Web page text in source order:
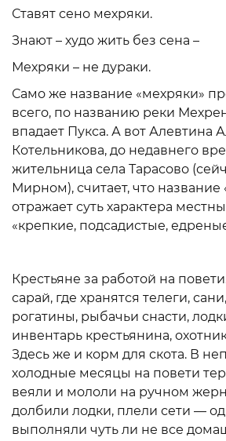
Ставят сено мехряки.
Знают – худо жить без сена –
Мехряки – не дураки.
Само же название «мехряки»
всего, по названию реки
впадает Пукса. А вот Алевтина
Котельникова, до недавнего
жительница села Тарасово
Мирном), считает, что название
отражает суть характера
«крепкие, подсадистые,
Крестьяне за работой на
сарай, где хранятся телеги,
рогатины, рыбачьи снасти,
инвентарь крестьянина,
Здесь же и корм для скота. В
холодные месяцы на повети
веяли и мололи на ручном
долбили лодки, плели сети —
выполняли чуть ли не все